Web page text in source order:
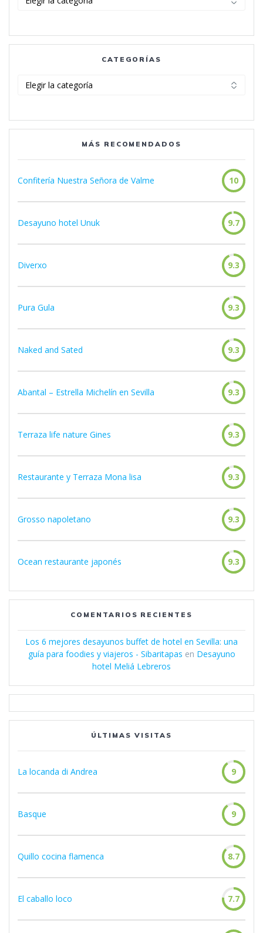
CATEGORÍAS
MÁS RECOMENDADOS
Confitería Nuestra Señora de Valme 10
Desayuno hotel Unuk 9.7
Diverxo 9.3
Pura Gula 9.3
Naked and Sated 9.3
Abantal – Estrella Michelín en Sevilla 9.3
Terraza life nature Gines 9.3
Restaurante y Terraza Mona lisa 9.3
Grosso napoletano 9.3
Ocean restaurante japonés 9.3
COMENTARIOS RECIENTES
Los 6 mejores desayunos buffet de hotel en Sevilla: una
guía para foodies y viajeros - Sibaritapas en Desayuno
hotel Meliá Lebreros
ÚLTIMAS VISITAS
La locanda di Andrea 9
Basque 9
Quillo cocina flamenca 8.7
El caballo loco 7.7